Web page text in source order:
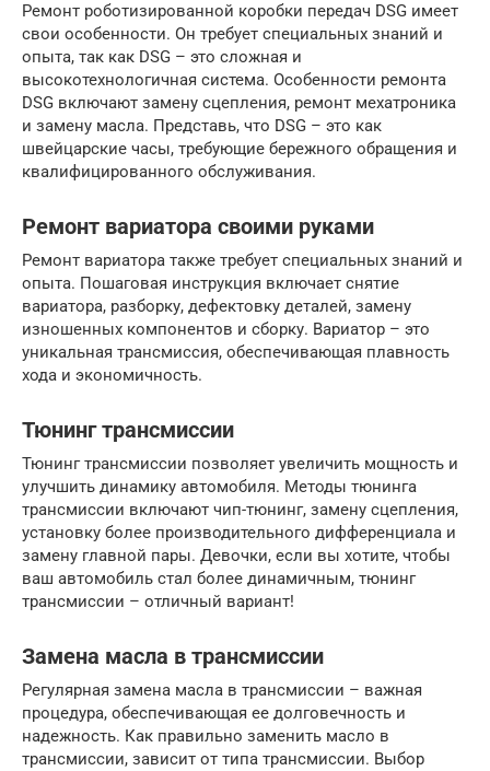
Ремонт роботизированной коробки передач DSG имеет
свои особенности. Он требует специальных знаний и
опыта, так как DSG – это сложная и
высокотехнологичная система. Особенности ремонта
DSG включают замену сцепления, ремонт мехатроника
и замену масла. Представь, что DSG – это как
швейцарские часы, требующие бережного обращения и
квалифицированного обслуживания.
Ремонт вариатора своими руками
Ремонт вариатора также требует специальных знаний и
опыта. Пошаговая инструкция включает снятие
вариатора, разборку, дефектовку деталей, замену
изношенных компонентов и сборку. Вариатор – это
уникальная трансмиссия, обеспечивающая плавность
хода и экономичность.
Тюнинг трансмиссии
Тюнинг трансмиссии позволяет увеличить мощность и
улучшить динамику автомобиля. Методы тюнинга
трансмиссии включают чип-тюнинг, замену сцепления,
установку более производительного дифференциала и
замену главной пары. Девочки, если вы хотите, чтобы
ваш автомобиль стал более динамичным, тюнинг
трансмиссии – отличный вариант!
Замена масла в трансмиссии
Регулярная замена масла в трансмиссии – важная
процедура, обеспечивающая ее долговечность и
надежность. Как правильно заменить масло в
трансмиссии, зависит от типа трансмиссии. Выбор